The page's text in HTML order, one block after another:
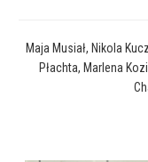
Maja Musiał, Nikola
Płachta, Marlena